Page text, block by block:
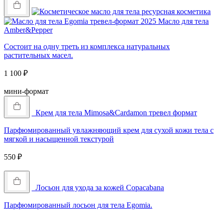
Масло для тела
Amber&Pepper
Состоит на одну треть из комплекса натуральных
растительных масел.
1 100 ₽
мини-формат
Крем для тела Mimosa&Cardamon тревел формат
Парфюмированный увлажняющий крем для сухой кожи тела с
мягкой и насыщенной текстурой
550 ₽
Лосьон для ухода за кожей Copacabana
Парфюмированный лосьон для тела Egomia.